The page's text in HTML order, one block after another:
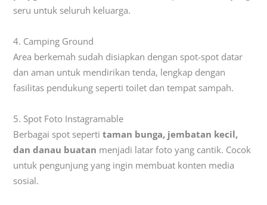
seru untuk seluruh keluarga.
4. Camping Ground
Area berkemah sudah disiapkan dengan spot-spot datar
dan aman untuk mendirikan tenda, lengkap dengan
fasilitas pendukung seperti toilet dan tempat sampah.
5. Spot Foto Instagramable
Berbagai spot sepertitaman bunga, jembatan kecil,
dan danau buatan menjadi latar foto yang cantik. Cocok
untuk pengunjung yang ingin membuat konten media
sosial.